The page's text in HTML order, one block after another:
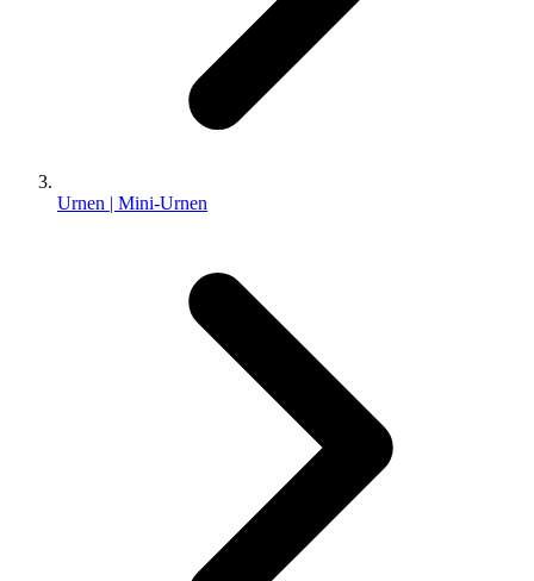
Urnen | Mini-Urnen